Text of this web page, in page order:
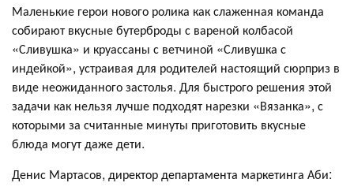
Маленькие герои нового ролика как слаженная команда
собирают вкусные бутерброды с вареной колбасой
«Сливушка» и круассаны с ветчиной «Сливушка с
индейкой», устраивая для родителей настоящий сюрприз в
виде неожиданного застолья. Для быстрого решения этой
задачи как нельзя лучше подходят нарезки «Вязанка», с
которыми за считанные минуты приготовить вкусные
блюда могут даже дети.
Денис Мартасов, директор департамента маркетинга Аби: